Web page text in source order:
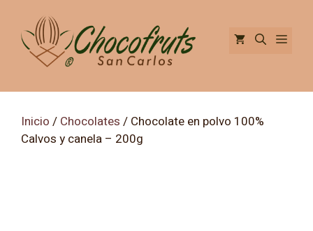
contenido
Inicio / Chocolates / Chocolate en polvo 100%
Calvos y canela – 200g